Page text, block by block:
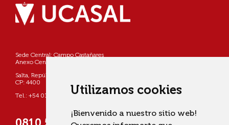
Utilizamos cookies
¡Bienvenido a nuestro sitio web!
Sede Central: Campo Castañares
Anexo Centro: Pellegrini 790
Salta, República Argentina
CP: 4400
Tel.: +54 0387 4268800